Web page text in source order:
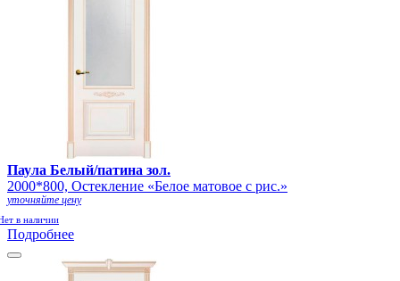
Паула Белый/патина зол.
2000*800, Остекление «Белое матовое с рис.»
уточняйте цену
в наличии
Подробнее